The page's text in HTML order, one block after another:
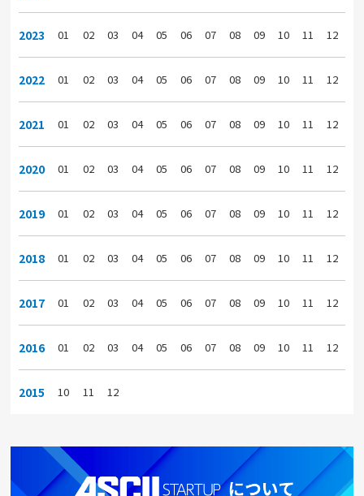
2023 01 02 03 04 05 06 07 08 09 10 11 12
2022 01 02 03 04 05 06 07 08 09 10 11 12
2021 01 02 03 04 05 06 07 08 09 10 11 12
2020 01 02 03 04 05 06 07 08 09 10 11 12
2019 01 02 03 04 05 06 07 08 09 10 11 12
2018 01 02 03 04 05 06 07 08 09 10 11 12
2017 01 02 03 04 05 06 07 08 09 10 11 12
2016 01 02 03 04 05 06 07 08 09 10 11 12
2015 10 11 12